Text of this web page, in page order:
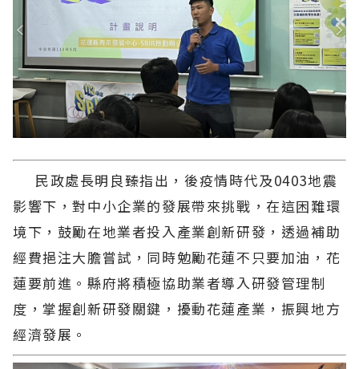
民政處長明良臻指出，後疫情時代及0403地震
影響下，對中小企業的發展帶來挑戰，在這困難環
境下，鼓勵在地業者投入產業創新研發，透過補助
經費挹注大膽嘗試，同時勉勵花蓮不只要加油，花
蓮要前進。縣府將積極協助業者導入研發管理制
度，掌握創新研發關鍵，擾動花蓮產業，振興地方
經濟發展。